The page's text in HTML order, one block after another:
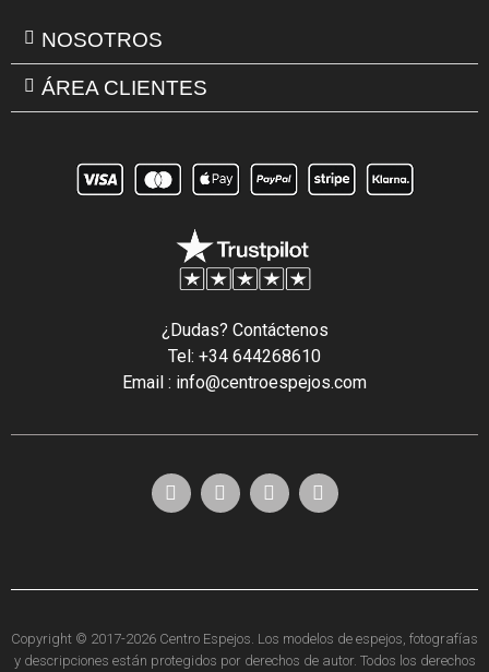
NOSOTROS
ÁREA CLIENTES
¿Dudas? Contáctenos
Tel: +34 644268610
Email : info@centroespejos.com
Copyright © 2017-2026 Centro Espejos. Los modelos de espejos, fotografías
y descripciones están protegidos por derechos de autor. Todos los derechos